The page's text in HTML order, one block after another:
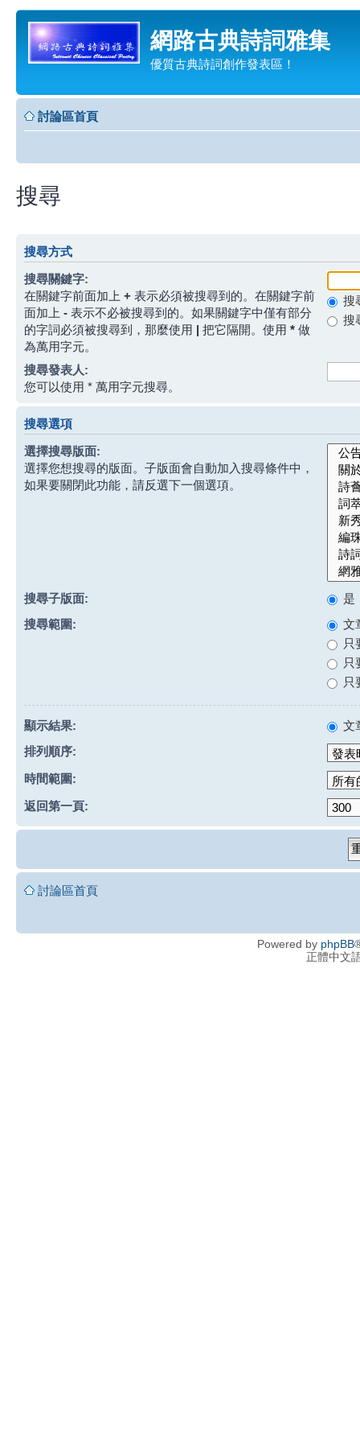
網路古典詩詞雅集
優質古典詩詞創作發表區！
討論區首頁
搜尋
搜尋方式
搜尋關鍵字:
在關鍵字前面加上 + 表示必須被搜尋到的。在關鍵字前
面加上 - 表示不必被搜尋到的。如果關鍵字中僅有部分
的字詞必須被搜尋到，那麼使用 | 把它隔開。使用 * 做
為萬用字元。
搜
搜
搜尋發表人:
您可以使用 * 萬用字元搜尋。
搜尋選項
選擇搜尋版面:
選擇您想搜尋的版面。子版面會自動加入搜尋條件中，
如果要關閉此功能，請反選下一個選項。
搜尋子版面:
是
搜尋範圍:
文
只
只
只
顯示結果:
文
排列順序:
時間範圍:
返回第一頁:
討論區首頁
Powered by phpBB
正體中文